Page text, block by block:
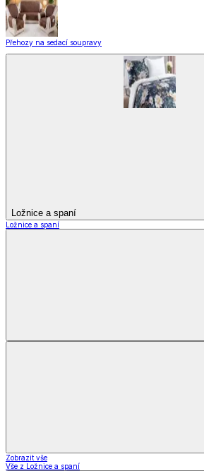
Přehozy na sedací soupravy
Ložnice a spaní
Ložnice a spaní
Zobrazit vše
Vše z Ložnice a spaní